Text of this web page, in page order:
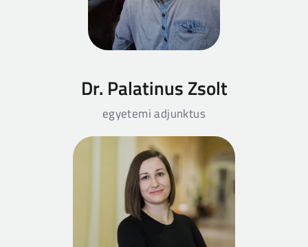
Dr. Palatinus Zsolt
egyetemi adjunktus